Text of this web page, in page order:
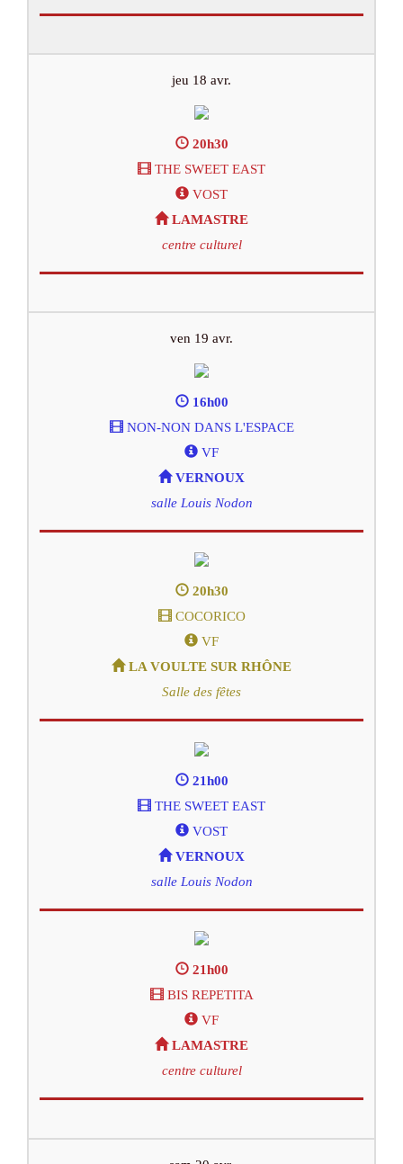
jeu 18 avr.
20h30
THE SWEET EAST
VOST
LAMASTRE
centre culturel
ven 19 avr.
16h00
NON-NON DANS L'ESPACE
VF
VERNOUX
salle Louis Nodon
20h30
COCORICO
VF
LA VOULTE SUR RHÔNE
Salle des fêtes
21h00
THE SWEET EAST
VOST
VERNOUX
salle Louis Nodon
21h00
BIS REPETITA
VF
LAMASTRE
centre culturel